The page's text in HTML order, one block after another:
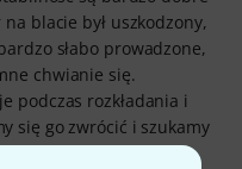
blacie był uszkodzony,
słabo prowadzone,
chwianie się.
podczas rozkładania i
się go zwrócić i szukamy
tapicerki, ponieważ